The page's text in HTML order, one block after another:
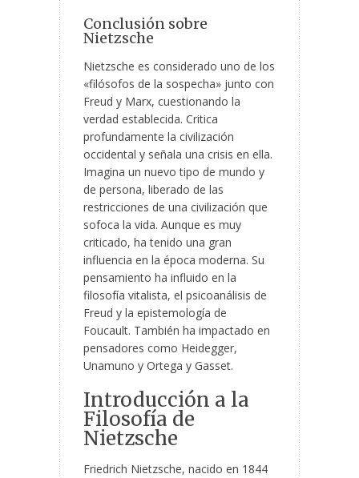
Conclusión sobre
Nietzsche
Nietzsche es considerado uno de los
«filósofos de la sospecha» junto con
Freud y Marx, cuestionando la
verdad establecida. Critica
profundamente la civilización
occidental y señala una crisis en ella.
Imagina un nuevo tipo de mundo y
de persona, liberado de las
restricciones de una civilización que
sofoca la vida. Aunque es muy
criticado, ha tenido una gran
influencia en la época moderna. Su
pensamiento ha influido en la
filosofía vitalista, el psicoanálisis de
Freud y la epistemología de
Foucault. También ha impactado en
pensadores como Heidegger,
Unamuno y Ortega y Gasset.
Introducción a la
Filosofía de
Nietzsche
Friedrich Nietzsche, nacido en 1844